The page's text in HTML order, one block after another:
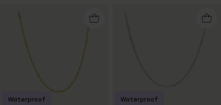
Waterproof Waterproof